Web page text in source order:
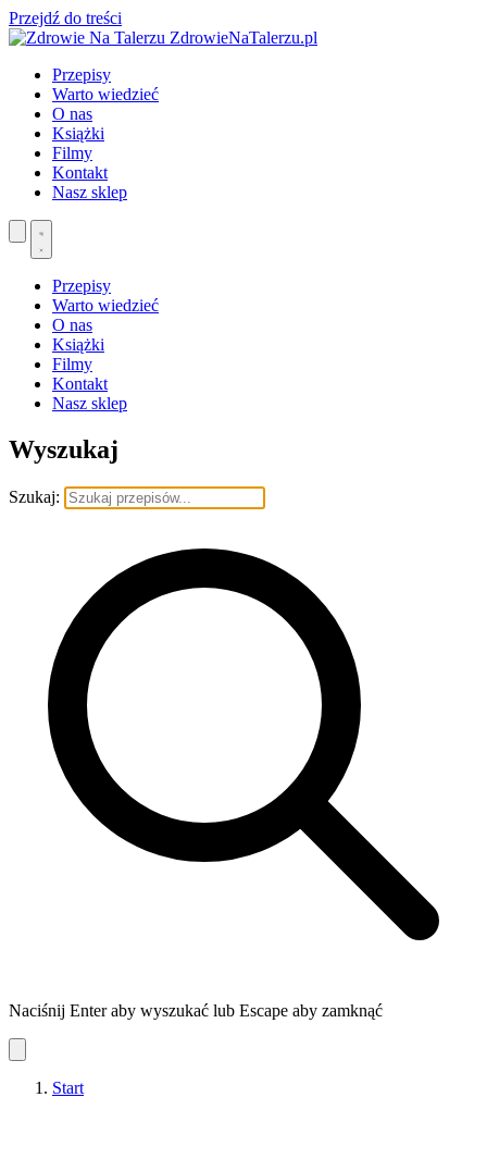
Przejdź do treści
ZdrowieNaTalerzu.pl
Przepisy
Warto wiedzieć
O nas
Książki
Filmy
Kontakt
Nasz sklep
Przepisy
Warto wiedzieć
O nas
Książki
Filmy
Kontakt
Nasz sklep
Wyszukaj
Szukaj:
Naciśnij Enter aby wyszukać lub Escape aby zamknąć
Start